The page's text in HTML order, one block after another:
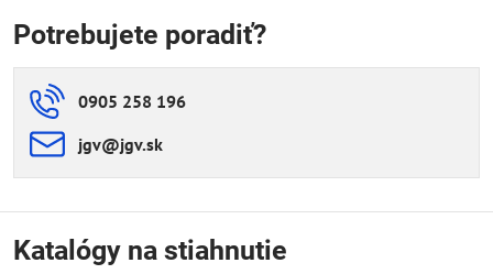
Potrebujete poradiť?
0905 258 196
jgv​@jgv​.sk
Katalógy na stiahnutie